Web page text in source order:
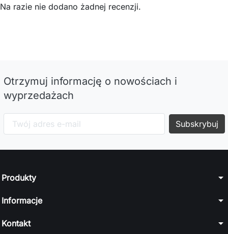
Na razie nie dodano żadnej recenzji.
Otrzymuj informację o nowościach i
wyprzedażach
Produkty arrow_drop_down
Informacje arrow_drop_down
Kontakt arrow_drop_down